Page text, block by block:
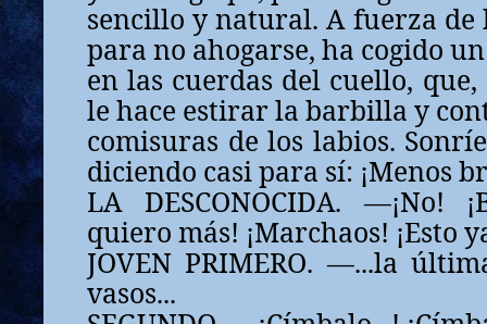
sencillo y natural. A fuerza de
para no ahogarse, ha cogido
en las cuerdas del cuello,
le hace estirar la barbilla y
comisuras de los labios.
diciendo casi para sí: ¡Menos
LA DESCONOCIDA. —¡No!
quiero más! ¡Marchaos! ¡Esto
JOVEN PRIMERO. —...la
vasos...